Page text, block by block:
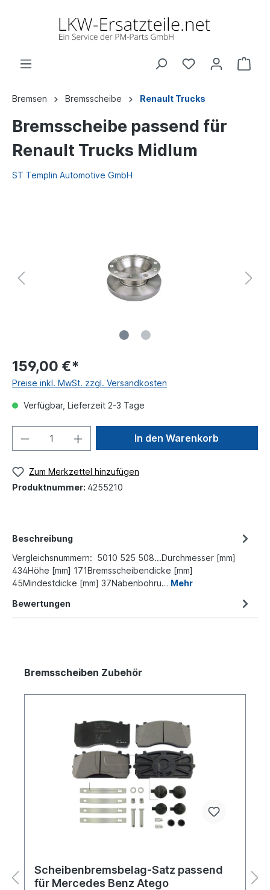
Bremsen Bremsscheibe Renault Trucks
Bremsscheibe passend für
Renault Trucks Midlum
ST Templin Automotive GmbH
159,00 €*
Preise inkl. MwSt. zzgl. Versandkosten
Verfügbar, Lieferzeit 2-3 Tage
In den Warenkorb
Zum Merkzettel hinzufügen
Produktnummer: 4255210
Beschreibung
Vergleichsnummern: 5010 525 508...Durchmesser [mm]
434Höhe [mm] 171Bremsscheibendicke [mm]
45Mindestdicke [mm] 37Nabenbohru… Mehr
Bewertungen
Bremsscheiben Zubehör
Scheibenbremsbelag-Satz passend
für Mercedes Benz Atego